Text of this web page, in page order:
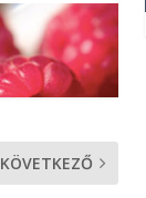
KÖVETKEZŐ